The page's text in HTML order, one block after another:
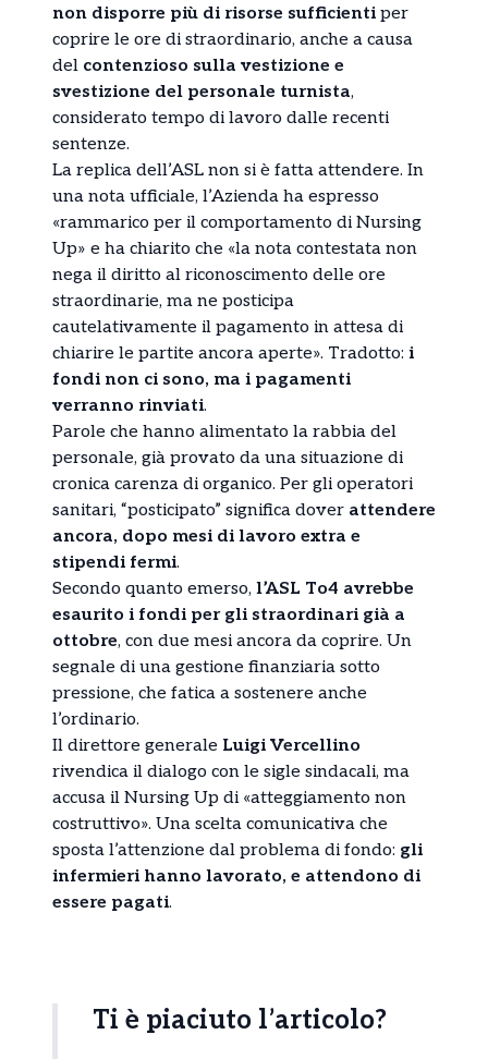
non disporre più di risorse sufficienti per
coprire le ore di straordinario, anche a causa
del contenzioso sulla vestizione e
svestizione del personale turnista,
considerato tempo di lavoro dalle recenti
sentenze.
La replica dell’ASL non si è fatta attendere. In
una nota ufficiale, l’Azienda ha espresso
«rammarico per il comportamento di Nursing
Up» e ha chiarito che «la nota contestata non
nega il diritto al riconoscimento delle ore
straordinarie, ma ne posticipa
cautelativamente il pagamento in attesa di
chiarire le partite ancora aperte». Tradotto: i
fondi non ci sono, ma i pagamenti
verranno rinviati.
Parole che hanno alimentato la rabbia del
personale, già provato da una situazione di
cronica carenza di organico. Per gli operatori
sanitari, “posticipato” significa dover attendere
ancora, dopo mesi di lavoro extra e
stipendi fermi.
Secondo quanto emerso, l’ASL To4 avrebbe
esaurito i fondi per gli straordinari già a
ottobre, con due mesi ancora da coprire. Un
segnale di una gestione finanziaria sotto
pressione, che fatica a sostenere anche
l’ordinario.
Il direttore generale Luigi Vercellino
rivendica il dialogo con le sigle sindacali, ma
accusa il Nursing Up di «atteggiamento non
costruttivo». Una scelta comunicativa che
sposta l’attenzione dal problema di fondo: gli
infermieri hanno lavorato, e attendono di
essere pagati.
Ti è piaciuto l’articolo?